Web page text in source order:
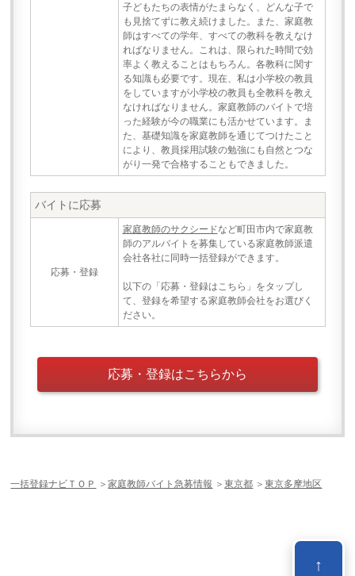
子どもたちの表情がたまらなく、どんな子で
も見捨てずに教え続けました。また、家庭教
師はすべての学年、すべての教科を教えなけ
ればなりません。これは、限られた時間で効
率よく教えることはもちろん。各教科に関す
る知識も必要です。現在、私は小学校の教員
をしていますが小学校の教員も全教科を教え
なければなりません。家庭教師のバイトで培
った経験が今の職業にも活かせています。ま
た、基礎知識を家庭教師を通じてつけたこと
により、教員採用試験の勉強にも自然とつな
がり一発で合格することもできました。
バイトに応募
応募・登録
家庭教師のサクシードなど町田市内で家庭教
師のアルバイトを募集している家庭教師派遣
会社各社に同時一括登録ができます。
以下の「応募・登録はこちら」をタップし
て、登録を希望する家庭教師会社をお選びく
ださい。
応募・登録はこちらから
一括登録ナビＴＯＰ ＞家庭教師バイト急募情報 ＞東京都 ＞東京多摩地区
↑